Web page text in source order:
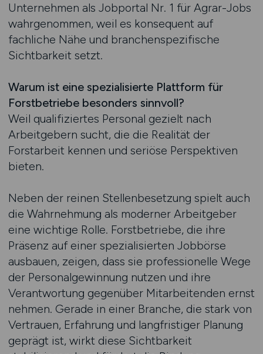
Unternehmen als Jobportal Nr. 1 für Agrar-Jobs
wahrgenommen, weil es konsequent auf
fachliche Nähe und branchenspezifische
Sichtbarkeit setzt.
Warum ist eine spezialisierte Plattform für
Forstbetriebe besonders sinnvoll?
Weil qualifiziertes Personal gezielt nach
Arbeitgebern sucht, die die Realität der
Forstarbeit kennen und seriöse Perspektiven
bieten.
Neben der reinen Stellenbesetzung spielt auch
die Wahrnehmung als moderner Arbeitgeber
eine wichtige Rolle. Forstbetriebe, die ihre
Präsenz auf einer spezialisierten Jobbörse
ausbauen, zeigen, dass sie professionelle Wege
der Personalgewinnung nutzen und ihre
Verantwortung gegenüber Mitarbeitenden ernst
nehmen. Gerade in einer Branche, die stark von
Vertrauen, Erfahrung und langfristiger Planung
geprägt ist, wirkt diese Sichtbarkeit